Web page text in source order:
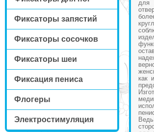
Фиксаторы запястий
Фиксаторы сосочков
Фиксаторы шеи
Фиксация пениса
Флогеры
Электростимуляция
для
как